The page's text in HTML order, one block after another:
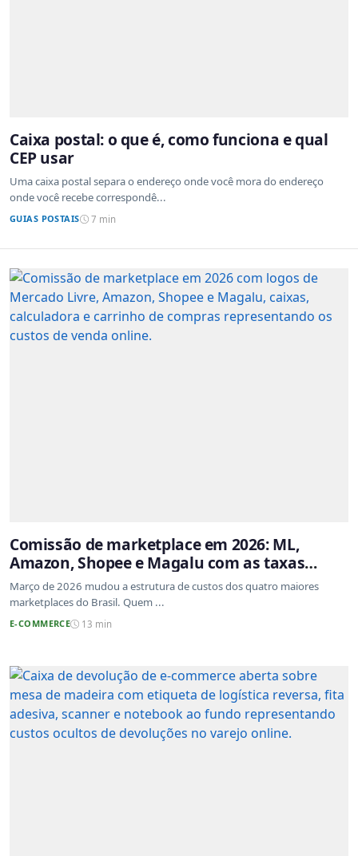
Caixa postal: o que é, como funciona e qual
CEP usar
Uma caixa postal separa o endereço onde você mora do endereço
onde você recebe correspondê...
GUIAS POSTAIS 7 min
Comissão de marketplace em 2026: ML,
Amazon, Shopee e Magalu com as taxas
atualizadas
Março de 2026 mudou a estrutura de custos dos quatro maiores
marketplaces do Brasil. Quem ...
E-COMMERCE 13 min